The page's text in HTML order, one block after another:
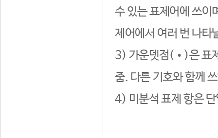
수 있는 표제어에 쓰이
제어에서 여러 번 나타
3) 가운뎃점(•)은 표
줌. 다른 기호와 함께
4) 미분석 표제 항은